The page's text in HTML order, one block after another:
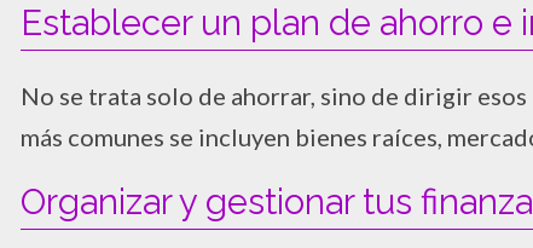
Establecer un plan de ahorro e
No se trata solo de ahorrar, sino de dirigir
más comunes se incluyen bienes raíces,
Organizar y gestionar tus